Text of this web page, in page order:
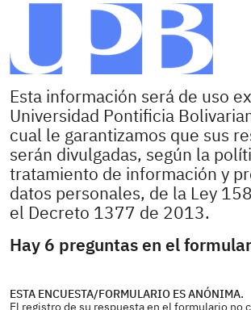
Esta información será de uso
Universidad Pontificia
cual le garantizamos que sus
serán divulgadas, según la
tratamiento de información y
datos personales, de la Ley
el Decreto 1377 de 2013.
Hay 6 preguntas en el
ESTA ENCUESTA/FORMULARIO ES ANÓNIMA.
El registro de su respuesta en el formulario no